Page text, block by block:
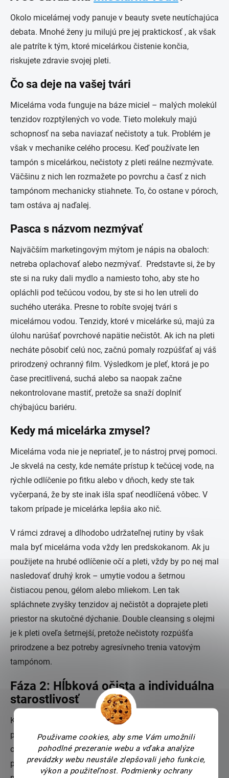
Použivame cookies, aby sme Vám umožnili
pohodlné prezeranie webu a vďaka analýze
prevádzky webu neustále zlepšovali jeho funkcie,
výkon a použiteľnost. Podmienky ochrany
Okolo micelárnej vody panuje v beauty svete neutíchajúca
debata. Mnohé ženy ju milujú pre jej praktickosť , ak však
ale patríte k tým, ktoré micelárkou čistenie končia,
riskujete zdravie svojej pleti.
Čo sa deje na vašej tvári
Micelárna voda funguje na báze miciel – malých molekúl
tenzidov rozptýlených vo vode. Tieto molekuly majú
schopnosť na seba naviazať nečistoty a tuk. Problém je
však v mechanike celého procesu. Keď používate len
tampón s micelárkou, nečistoty z pleti reálne nezmývate.
Väčšinu z nich len rozmažete po povrchu a časť z nich
tampónom mechanicky stiahnete. To, čo ostane v póroch,
tam ostáva aj naďalej.
Pasca s názvom nezmývať
Najväčším marketingovým mýtom je nápis na obaloch:
netreba oplachovať alebo nezmývať. Predstavte si, že by
ste si na ruky dali mydlo a namiesto toho, aby ste ho
opláchli pod tečúcou vodou, by ste si ho len utreli do
suchého uteráka. Presne to robíte svojej tvári s
micelárnou vodou. Tenzidy, ktoré v micelárke sú, majú za
úlohu narúšať povrchové napätie nečistôt. Ak ich na pleti
necháte pôsobiť celú noc, začnú pomaly rozpúšťať aj váš
prirodzený ochranný film. Výsledkom je pleť, ktorá je po
čase precitlivená, suchá alebo sa naopak začne
nekontrolovane mastiť, pretože sa snaží doplniť
chýbajúcu bariéru.
Kedy má micelárka zmysel?
Micelárna voda nie je nepriateľ, je to nástroj prvej pomoci.
Je skvelá na cesty, kde nemáte prístup k tečúcej vode, na
rýchle odlíčenie po fitku alebo v dňoch, kedy ste tak
vyčerpaná, že by ste inak išla spať neodlíčená vôbec. V
takom prípade je micelárka lepšia ako nič.
V rámci zdravej a dlhodobo udržateľnej rutiny by však
mala byť micelárna voda vždy len predskokanom. Ak ju
použijete na hrubé odlíčenie očí a pleti, vždy by po nej mal
nasledovať druhý krok – umytie vodou a šetrnou
čistiacou penou, gélom alebo mliekom. Len tak
spláchnete zvyšky tenzidov aj nečistôt a doprajete pleti
priestor na skutočné dýchanie. Double cleansing s olejmi
je k pleti oveľa šetrnejší, pretože nečistoty rozpúšťa
prirodzene a bez potreby agresívneho trenia vatovým
tampónom.
Fáza 2: Hĺbková očista a individuálna
starostlivosť
Keď už olejová fáza roztopila make-up a nečistoty,
prichádza na rad dočistenie vodnou bázou. Táto fáza
odstráni zvyšky olejovej emulzie spolu s potom a
prachom. Je kľúčové, aby produkt v tejto fáze pleť